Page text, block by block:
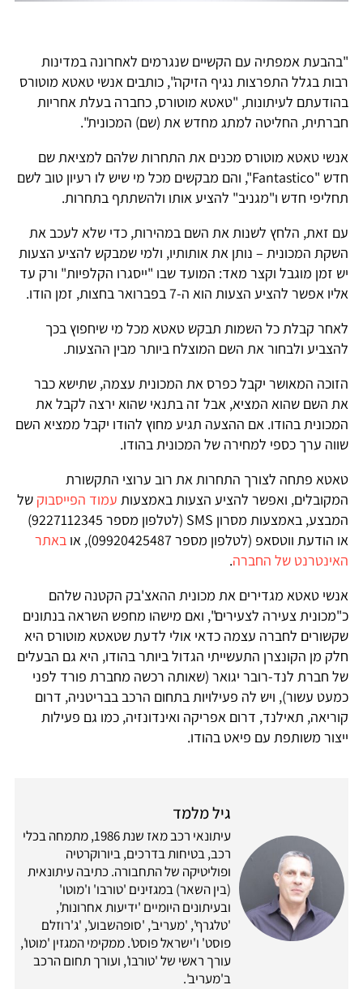
"בהבעת אמפתיה עם הקשיים שנגרמים לאחרונה במדינות
רבות בגלל התפרצות נגיף הזיקה", כותבים אנשי טאטא מוטורס
בהודעתם לעיתונות, "טאטא מוטורס, כחברה בעלת אחריות
חברתית, החליטה למתג מחדש את (שם) המכונית".
אנשי טאטא מוטורס מכנים את התחרות שלהם למציאת שם
חדש "Fantastico", והם מבקשים מכל מי שיש לו רעיון טוב לשם
תחליפי חדש ו"מגניב" להציע אותו ולהשתתף בתחרות.
עם זאת, הלחץ לשנות את השם במהירות, כדי שלא לעכב את
השקת המכונית – נותן את אותותיו, ולמי שמבקש להציע הצעות
יש זמן מוגבל וקצר מאד: המועד שבו "ייסגרו הקלפיות" ורק עד
אליו אפשר להציע הצעות הוא ה-7 בפברואר בחצות, זמן הודו.
לאחר קבלת כל השמות תבקש טאטא מכל מי שיחפוץ בכך
להצביע ולבחור את השם המוצלח ביותר מבין ההצעות.
הזוכה המאושר יקבל כפרס את המכונית עצמה, שתישא כבר
את השם שהוא המציא, אבל זה בתנאי שהוא ירצה לקבל את
המכונית בהודו. אם ההצעה תגיע מחוץ להודו יקבל ממציא השם
שווה ערך כספי למחירה של המכונית בהודו.
טאטא פתחה לצורך התחרות את רוב ערוצי התקשורת
המקובלים, ואפשר להציע הצעות באמצעות עמוד הפייסבוק של
המבצע, באמצעות מסרון SMS (לטלפון מספר 9227112345)
או הודעת ווטסאפ (לטלפון מספר 09920425487), או
באתר
האינטרנט של החברה.
אנשי טאטא מגדירים את מכונית ההאצ'בק הקטנה שלהם
כ"מכונית צעירה לצעירים", ואם מישהו מחפש השראה בנתונים
שקשורים לחברה עצמה כדאי אולי לדעת שטאטא מוטורס היא
חלק מן הקונצרן התעשייתי הגדול ביותר בהודו, היא גם הבעלים
של חברת לנד-רובר יגואר (שאותה רכשה מחברת פורד לפני
כמעט עשור), ויש לה פעילויות בתחום הרכב בבריטניה, דרום
קוריאה, תאילנד, דרום אפריקה ואינדונזיה, כמו גם פעילות
ייצור משותפת עם פיאט בהודו.
גיל מלמד
עיתונאי רכב מאז שנת 1986, מתמחה בכלי
רכב, בטיחות בדרכים, ביורוקרטיה
ופוליטיקה של התחבורה. כתיבה עיתונאית
(בין השאר) במגזינים 'טורבו' ו'מוטו'
ובעיתונים היומיים 'ידיעות אחרונות',
'טלגרף', 'מעריב', 'סופהשבוע', 'ג'רוזלם
פוסט' ו'ישראל פוסט'. ממקימי המגזין 'מוטו',
עורך ראשי של 'טורבו', ועורך תחום הרכב
ב'מעריב'.